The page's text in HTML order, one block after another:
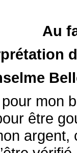
Au
mon
être